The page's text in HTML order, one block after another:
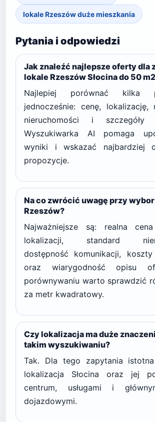
lokale Rzeszów duże mieszkania
Pytania i odpowiedzi
Jak znaleźć najlepsze oferty dla
lokale Rzeszów Słocina do 50
Najlepiej porównać kilka
jednocześnie: cenę, lokalizację,
nieruchomości i szczegóły
Wyszukiwarka AI pomaga
wyniki i wskazać najbardziej
propozycje.
Na co zwrócić uwagę przy
Rzeszów?
Najważniejsze są: realna
lokalizacji, standard
dostępność komunikacji, koszty
oraz wiarygodność opisu
porównywaniu warto sprawdzić
za metr kwadratowy.
Czy lokalizacja ma duże
takim wyszukiwaniu?
Tak. Dla tego zapytania
lokalizacja Słocina oraz jej
centrum, usługami i
dojazdowymi.